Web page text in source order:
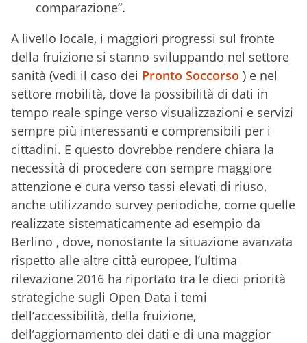
comparazione”.
A livello locale, i maggiori progressi sul fronte
della fruizione si stanno sviluppando nel settore
sanità (vedi il caso dei Pronto Soccorso ) e nel
settore mobilità, dove la possibilità di dati in
tempo reale spinge verso visualizzazioni e servizi
sempre più interessanti e comprensibili per i
cittadini. E questo dovrebbe rendere chiara la
necessità di procedere con sempre maggiore
attenzione e cura verso tassi elevati di riuso,
anche utilizzando survey periodiche, come quelle
realizzate sistematicamente ad esempio da
Berlino , dove, nonostante la situazione avanzata
rispetto alle altre città europee, l’ultima
rilevazione 2016 ha riportato tra le dieci priorità
strategiche sugli Open Data i temi
dell’accessibilità, della fruizione,
dell’aggiornamento dei dati e di una maggior